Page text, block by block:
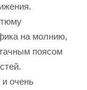
на молнию,
поясом
очень